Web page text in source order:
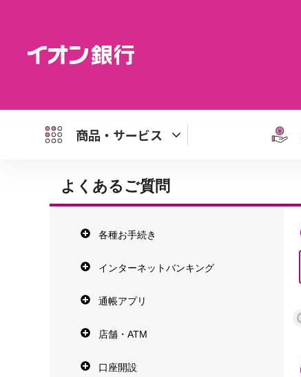
商品・サービス
よくあるご質問
各種お手続き
インターネットバンキング
通帳アプリ
店舗・ATM
口座開設